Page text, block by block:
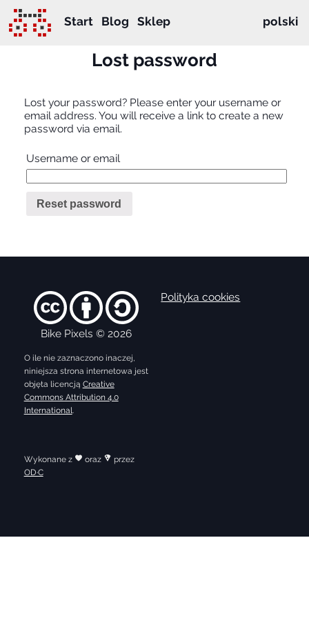
Start Blog Sklep polski
Lost password
Lost your password? Please enter your username or
email address. You will receive a link to create a new
password via email.
Username or email
Reset password
Bike Pixels © 2026
O ile nie zaznaczono inaczej,
niniejsza strona internetowa jest
objęta licencją Creative
Commons Attribution 4.0
International.
Wykonane z oraz
przez
OD·C
Polityka cookies